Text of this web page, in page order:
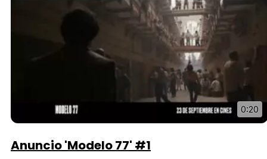
Tráiler Oficial en VOSE 'The Audacity'
0:20
Anuncio 'Modelo 77' #1